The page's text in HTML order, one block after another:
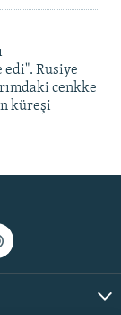
Rusiye
cenkke
küreşi